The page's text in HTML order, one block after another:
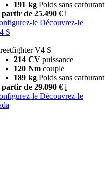
191 kg Poids sans carburant
de 25.490 € i
le Découvrez-le
S
V4 S
214 CV puissance
120 Nm couple
189 kg Poids sans carburant
de 29.090 € i
le Découvrez-le